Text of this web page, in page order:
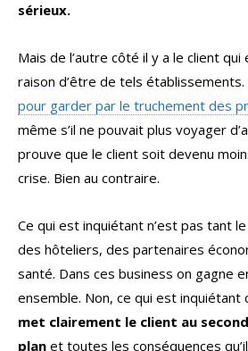
sérieux.
Mais de l’autre côté il y a le client
raison d’être de tels établissements.
pour garder par le truchement des
même s’il ne pouvait plus voyager
prouve que le client soit devenu
crise. Bien au contraire.
Ce qui est inquiétant n’est pas tant
des hôteliers, des partenaires
santé. Dans ces business on gagne
ensemble. Non, ce qui est inquiétant
met clairement le client au
plan et toutes les conséquences